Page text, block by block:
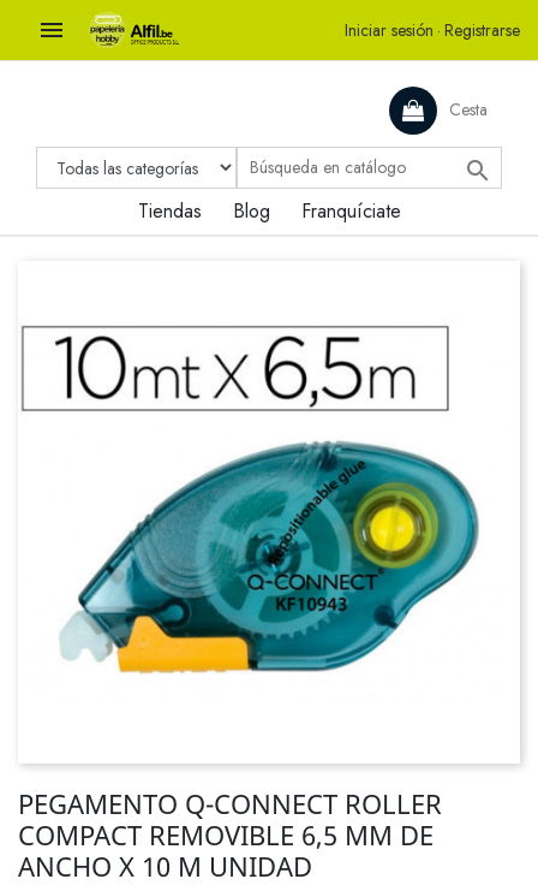
 Iniciar sesión · Registrarse
Cesta

Tiendas Blog Franquíciate
PEGAMENTO Q-CONNECT ROLLER
COMPACT REMOVIBLE 6,5 MM DE
ANCHO X 10 M UNIDAD